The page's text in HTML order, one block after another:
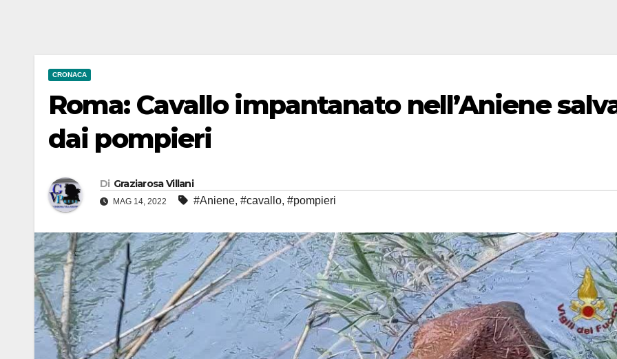
CRONACA
Roma: Cavallo impantanato nell’Aniene
dai pompieri
Di Graziarosa Villani
MAG 14, 2022 #Aniene, #cavallo, #pompieri